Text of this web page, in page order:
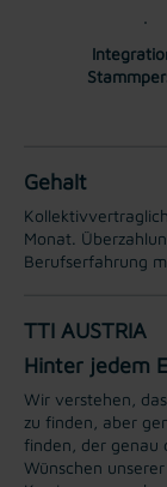
Gehalt
Monat.
Berufserfahrung
TTI AUSTRIA
Hinter jedem
Wir verstehen,
zu finden, aber
finden, der genau
Wünschen